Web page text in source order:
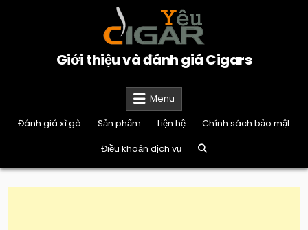
Giới thiệu và đánh giá Cigars
Menu
Đánh giá xì gà
Sản phẩm Liện hệ
Chính sách bảo mật
Điều khoản dịch vụ